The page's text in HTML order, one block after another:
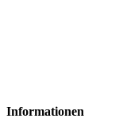
Informationen